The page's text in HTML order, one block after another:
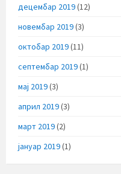
децембар 2019(12)
новембар 2019(3)
октобар 2019(11)
септембар 2019(1)
мај 2019(3)
април 2019(3)
март 2019(2)
јануар 2019(1)